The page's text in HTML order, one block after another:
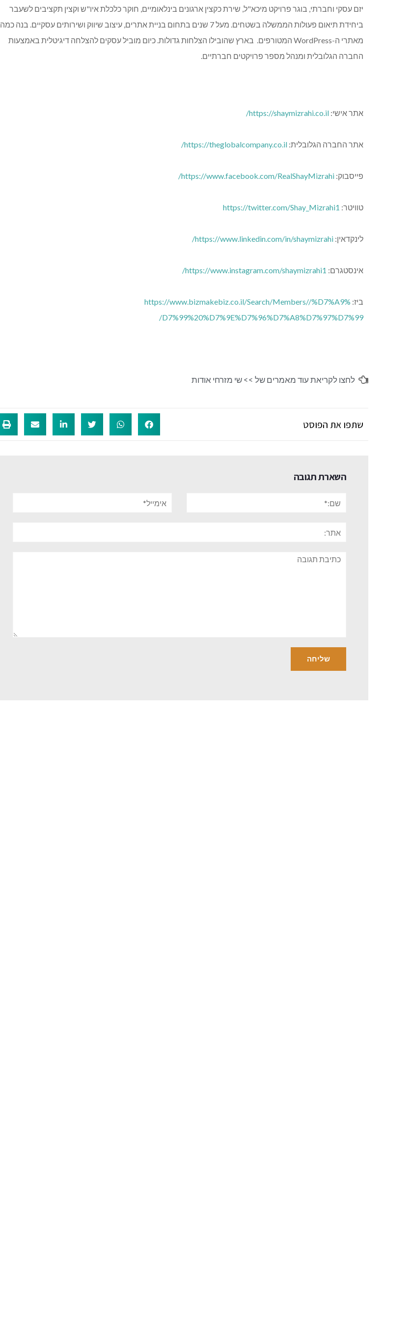
יזם עסקי וחברתי, בוגר פרויקט מיכא"ל, שירת כקצין ארגונים בינלאומיים, חוקר כלכלת איו"ש וקצין תקציבים לשעבר
ביחידת תיאום פעולות הממשלה בשטחים. מעל 7 שנים בתחום בניית אתרים, עיצוב שיווק ושירותים עסקיים. בנה כמה
מאתרי ה-WordPress המטורפים. בארץ שהובילו הצלחות גדולות. כיום מוביל עסקים להצלחה דיגיטלית באמצעות
החברה הגלובלית ומנהל מספר פרויקטים חברתיים.
אתר אישי: https://shaymizrahi.co.il/
אתר החברה הגלובלית: https://theglobalcompany.co.il/
פייסבוק: https://www.facebook.com/RealShayMizrahi/
טוויטר: https://twitter.com/Shay_Mizrahi1
לינקדאין: https://www.linkedin.com/in/shaymizrahi/
אינסטגרם: https://www.instagram.com/shaymizrahi1/
ביז: https://www.bizmakebiz.co.il/Search/Members//%D7%A9%
D7%99%20%D7%9E%D7%96%D7%A8%D7%97%D7%99/
לחצו לקריאת עוד מאמרים של >>שי מזרחי אודות
שתפו את הפוסט
השארת תגובה
תגובה